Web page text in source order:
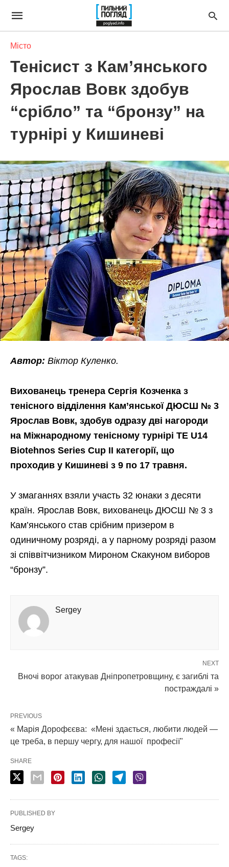
Місто
Тенісист з Кам’янського
Ярослав Вовк здобув
“срібло” та “бронзу” на
турнірі у Кишиневі
Автор: Віктор Куленко.
Вихованець тренера Сергія Козченка з
тенісного відділення Кам’янської ДЮСШ № 3
Ярослав Вовк, здобув одразу дві нагороди
на Міжнародному тенісному турнірі TE U14
Biotehnos Series Cup ІІ категорії, що
проходив у Кишиневі з 9 по 17 травня.
У змаганнях взяли участь 32 юнаки з десяти
країн. Ярослав Вовк, вихованець ДЮСШ № 3 з
Кам’янського став срібним призером в
одиничному розряді, а у парному розряді разом
зі співвітчизником Мироном Скакуном виборов
“бронзу”.
Sergey
NEXT
Вночі ворог атакував Дніпропетровщину, є загиблі та
постраждалі »
PREVIOUS
« Марія Дорофєєва: «Мені здається, любити людей —
це треба, в першу чергу, для нашої професії"
SHARE
PUBLISHED BY
Sergey
TAGS: